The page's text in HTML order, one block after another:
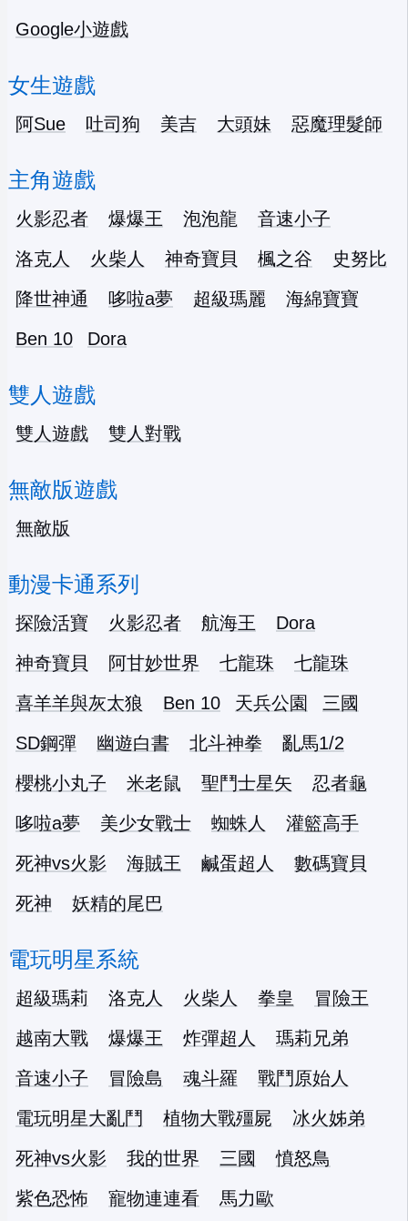
Google小遊戲
女生遊戲
阿Sue 吐司狗 美吉 大頭妹 惡魔理髮師
主角遊戲
火影忍者 爆爆王 泡泡龍
音速小子
洛克人
火柴人 神奇寶貝 楓之谷
史努比
降世神通
哆啦a夢 超級瑪麗
海綿寶寶
Ben 10
Dora
雙人遊戲
雙人遊戲 雙人對戰
無敵版遊戲
無敵版
動漫卡通系列
探險活寶 火影忍者 航海王
Dora
神奇寶貝
阿甘妙世界 七龍珠
七龍珠
喜羊羊與灰太狼
Ben 10 天兵公園
三國
SD鋼彈
幽遊白書 北斗神拳
亂馬1/2
櫻桃小丸子
米老鼠 聖鬥士星矢
忍者龜
哆啦a夢
美少女戰士 蜘蛛人
灌籃高手
死神vs火影
海賊王 鹹蛋超人
數碼寶貝
死神
妖精的尾巴
電玩明星系統
超級瑪莉 洛克人 火柴人 拳皇
冒險王
越南大戰
爆爆王 炸彈超人
瑪莉兄弟
音速小子
冒險島 魂斗羅
戰鬥原始人
電玩明星大亂鬥
植物大戰殭屍
冰火姊弟
死神vs火影
我的世界 三國
憤怒鳥
紫色恐怖
寵物連連看 馬力歐